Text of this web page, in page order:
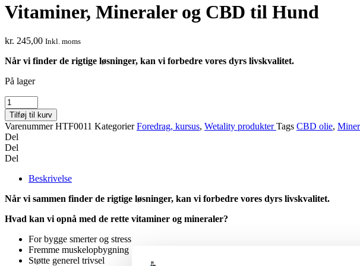
Vitaminer, Mineraler og CBD til Hund
kr. 245,00 Inkl. moms
Når vi finder de rigtige løsninger, kan vi forbedre vores dyrs livskvalitet.
På lager
Vitaminer,
Mineraler
og
CBD
til
Hund
antal
Tilføj til kurv
VarenummerHTF0011 Kategorier Foredrag, kursus, Wetality produkterTags CBD olie,
Del
Del
Del
Beskrivelse
Når vi sammen finder de rigtige løsninger, kan vi forbedre vores dyrs livskvalitet.
Hvad kan vi opnå med de rette vitaminer og mineraler?
For bygge smerter og stress
Fremme muskelopbygning
Støtte generel trivsel